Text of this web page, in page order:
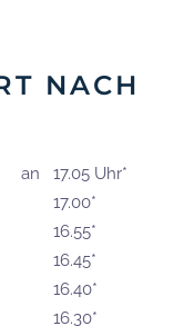
NACH
an
17.05 Uhr*
17.00*
16.55*
16.45*
16.40*
16.30*